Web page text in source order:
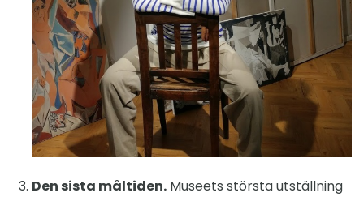
Den sista måltiden. Museets största utställning